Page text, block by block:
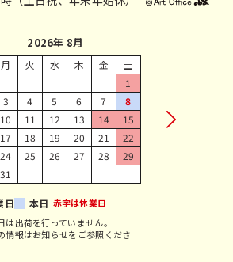
2026年 8月
月 火 水 木 金
土
1
3 4 5 6 7
8
10 11 12 13 14
15
17 18 19 20 21
22
24 25 26 27 28
29
31
日 本日 赤字は休業日
出荷を行っていません。
情報はお知らせをご参照くださ